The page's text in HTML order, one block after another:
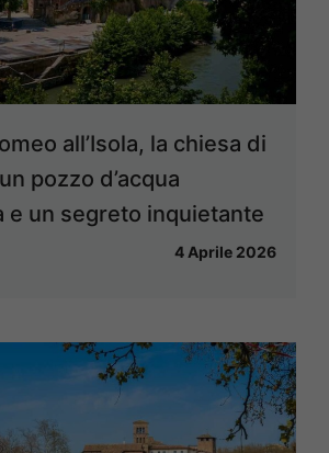
all’Isola, la chiesa di
pozzo d’acqua
e un segreto inquietante
4 Aprile 2026